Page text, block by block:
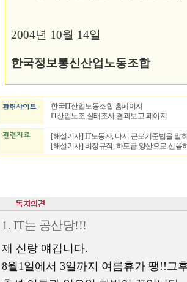
2004년 10월 14일
한국정보통신산업노동조합
한국IT산업노동조합 홈페이지
IT산업노조 실태조사 결과보고 페이지
[해설기사] IT노동자, 다시 근로기준법을 말
[해설기사] 비정규직, 하도급 양산으로 신음
1. IT는 공산당!!!
제 신랑 얘깁니다.
8월1일에서 3일까지 여름휴가 땡!!그